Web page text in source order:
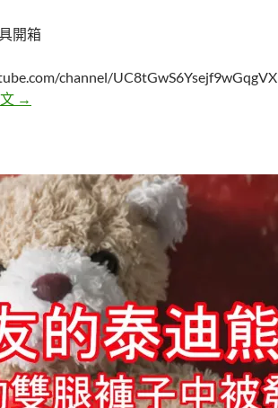
開箱
channel/UC8tGwS6Ysejf9wGqgVX
寶貝們，情人節快樂。
→